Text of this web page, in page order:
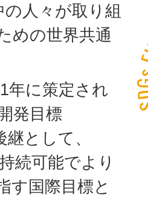
人々が取り組
めの世界共通
年に策定され
発目標
継として、
続可能でより
す国際目標と